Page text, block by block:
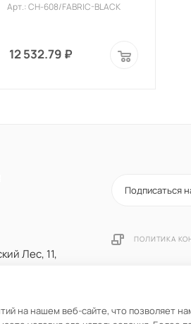
Арт.: CH-608/FABRIC-BLACK
12 532.79 ₽
Лес, 11,
Подписаться
ПОЛИТИКА
на нашем веб-сайте, что позволяет